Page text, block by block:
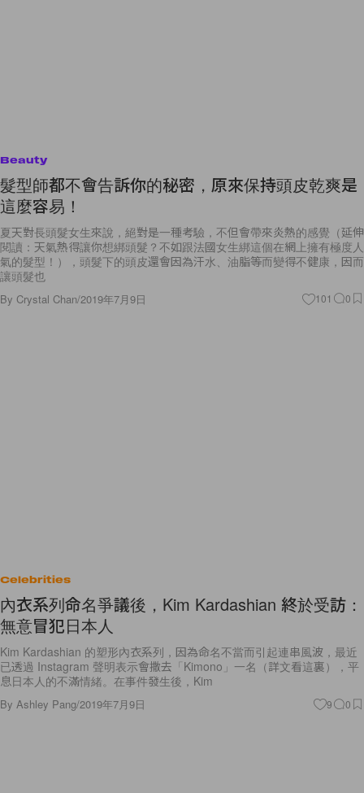
Beauty
髮型師都不會告訴你的秘密，原來保持頭皮乾爽是
這麼容易！
夏天對長頭髮女生來說，絕對是一種考驗，不但會帶來炎熱的感覺（延伸
閱讀：天氣熱得讓你想綁頭髮？不如跟法國女生綁這個在網上擁有極度人
氣的髮型！），頭髮下的頭皮還會因為汗水、油脂等而變得不健康，因而
讓頭髮也
By Crystal Chan/2019年7月9日 101 0
Celebrities
內衣系列命名爭議後，Kim Kardashian 終於受訪：
無意冒犯日本人
Kim Kardashian 的塑形內衣系列，因為命名不當而引起連串風波，最近
已透過 Instagram 聲明表示會撒去「Kimono」一名（詳文看這裏），平
息日本人的不滿情緒。在事件發生後，Kim
By Ashley Pang/2019年7月9日 9 0